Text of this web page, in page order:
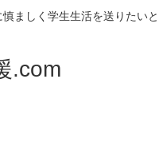
ましく学生生活を送りたい
.com